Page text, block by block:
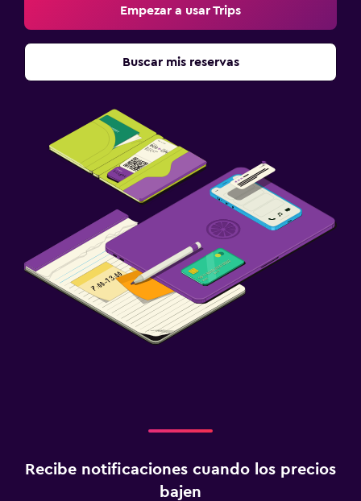
Empezar a usar Trips
Buscar mis reservas
Recibe notificaciones cuando los precios
bajen